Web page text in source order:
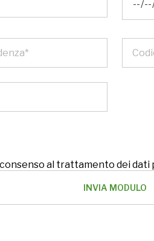
al trattamento dei dati